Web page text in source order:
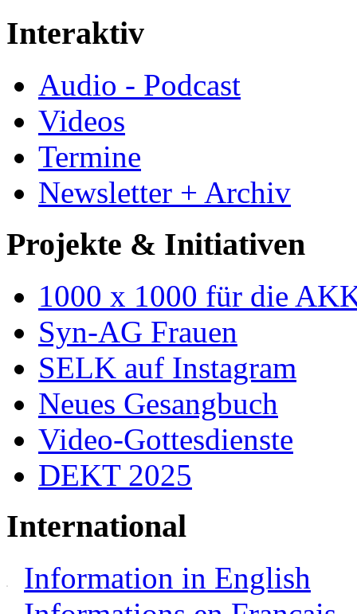
Interaktiv
Audio - Podcast
Videos
Termine
Newsletter + Archiv
Projekte & Initiativen
1000 x 1000 für die
Syn-AG Frauen
SELK auf Instagram
Neues Gesangbuch
Video-Gottesdienste
DEKT 2025
International
Information in English